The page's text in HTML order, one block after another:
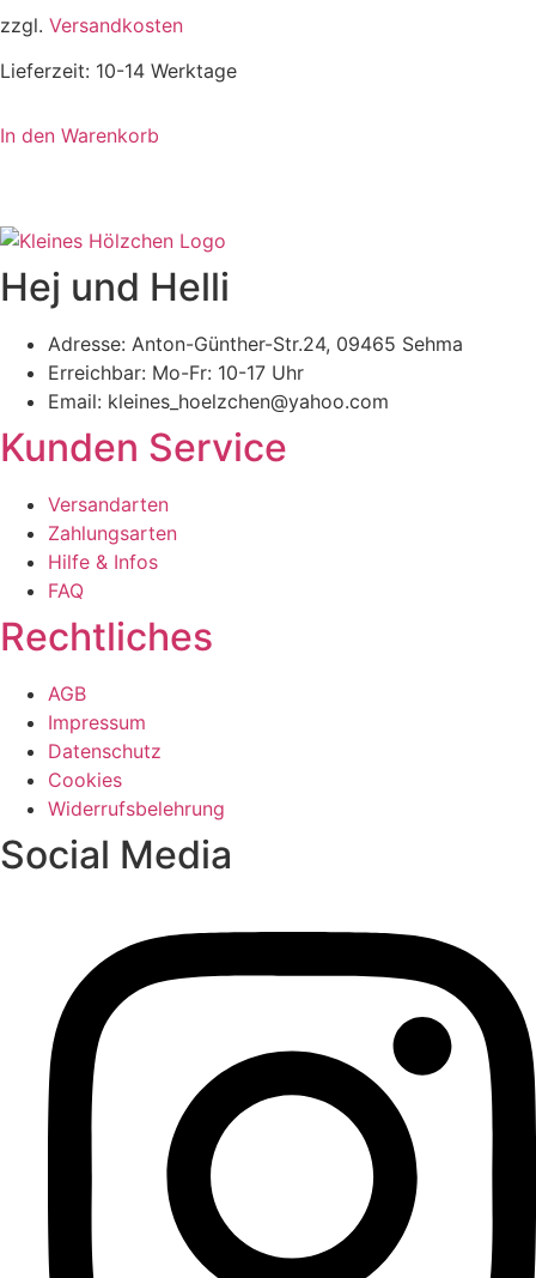
zzgl. Versandkosten
Lieferzeit: 10-14 Werktage
In den Warenkorb
Hej und Helli
Adresse: Anton-Günther-Str.24, 09465 Sehma
Erreichbar: Mo-Fr: 10-17 Uhr
Email: kleines_hoelzchen@yahoo.com
Kunden Service
Versandarten
Zahlungsarten
Hilfe & Infos
FAQ
Rechtliches
AGB
Impressum
Datenschutz
Cookies
Widerrufsbelehrung
Social Media